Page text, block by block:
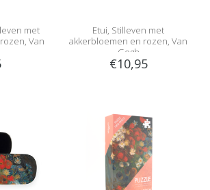
met
Van
Etui, Stilleven met
akkerbloemen en rozen, Van
Gogh
€10,95